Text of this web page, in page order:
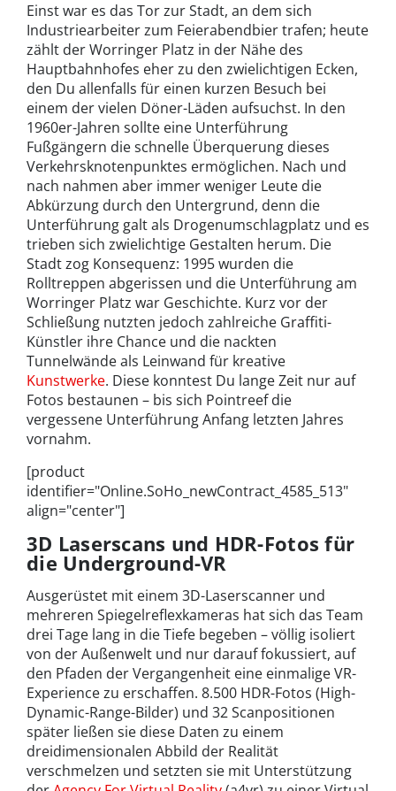
Einst war es das Tor zur Stadt, an dem sich
Industriearbeiter zum Feierabendbier trafen; heute
zählt der Worringer Platz in der Nähe des
Hauptbahnhofes eher zu den zwielichtigen Ecken,
den Du allenfalls für einen kurzen Besuch bei
einem der vielen Döner-Läden aufsuchst. In den
1960er-Jahren sollte eine Unterführung
Fußgängern die schnelle Überquerung dieses
Verkehrsknotenpunktes ermöglichen. Nach und
nach nahmen aber immer weniger Leute die
Abkürzung durch den Untergrund, denn die
Unterführung galt als Drogenumschlagplatz und es
trieben sich zwielichtige Gestalten herum. Die
Stadt zog Konsequenz: 1995 wurden die
Rolltreppen abgerissen und die Unterführung am
Worringer Platz war Geschichte. Kurz vor der
Schließung nutzten jedoch zahlreiche Graffiti-
Künstler ihre Chance und die nackten
Tunnelwände als Leinwand für kreative
Kunstwerke. Diese konntest Du lange Zeit nur auf
Fotos bestaunen – bis sich Pointreef die
vergessene Unterführung Anfang letzten Jahres
vornahm.
[product
identifier="Online.SoHo_newContract_4585_513"
align="center"]
3D Laserscans und HDR-Fotos für
die Underground-VR
Ausgerüstet mit einem 3D-Laserscanner und
mehreren Spiegelreflexkameras hat sich das Team
drei Tage lang in die Tiefe begeben – völlig isoliert
von der Außenwelt und nur darauf fokussiert, auf
den Pfaden der Vergangenheit eine einmalige VR-
Experience zu erschaffen. 8.500 HDR-Fotos (High-
Dynamic-Range-Bilder) und 32 Scanpositionen
später ließen sie diese Daten zu einem
dreidimensionalen Abbild der Realität
verschmelzen und setzten sie mit Unterstützung